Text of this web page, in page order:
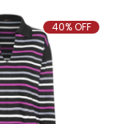
40% OFF